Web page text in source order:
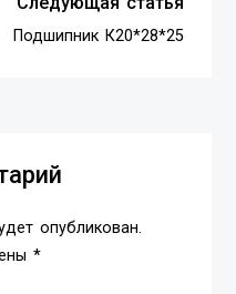
Подшипник К20*28*25
опубликован.
*